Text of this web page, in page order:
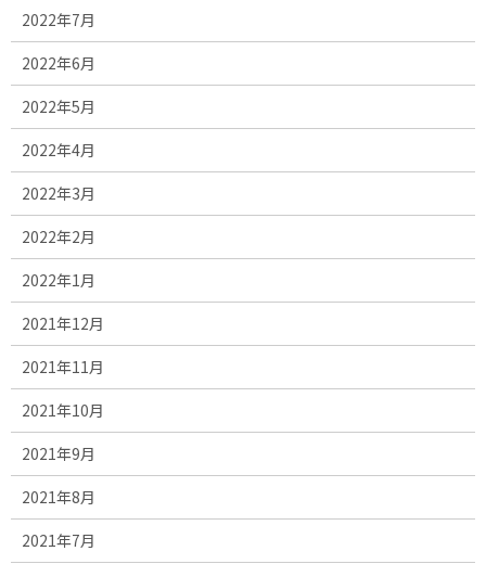
2022年7月
2022年6月
2022年5月
2022年4月
2022年3月
2022年2月
2022年1月
2021年12月
2021年11月
2021年10月
2021年9月
2021年8月
2021年7月